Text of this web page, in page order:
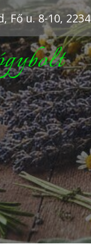
Fő u. 8-10, 2234